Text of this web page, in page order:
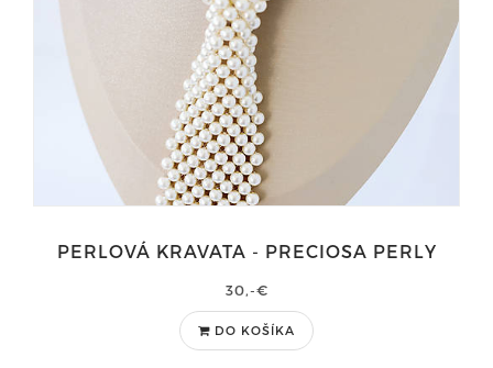
PERLOVÁ KRAVATA - PRECIOSA PERLY
30,-€
DO KOŠÍKA